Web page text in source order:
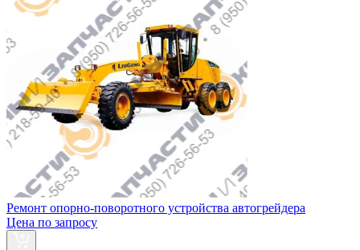
Ремонт опорно-поворотного устройства автогрейдера
Цена по запросу